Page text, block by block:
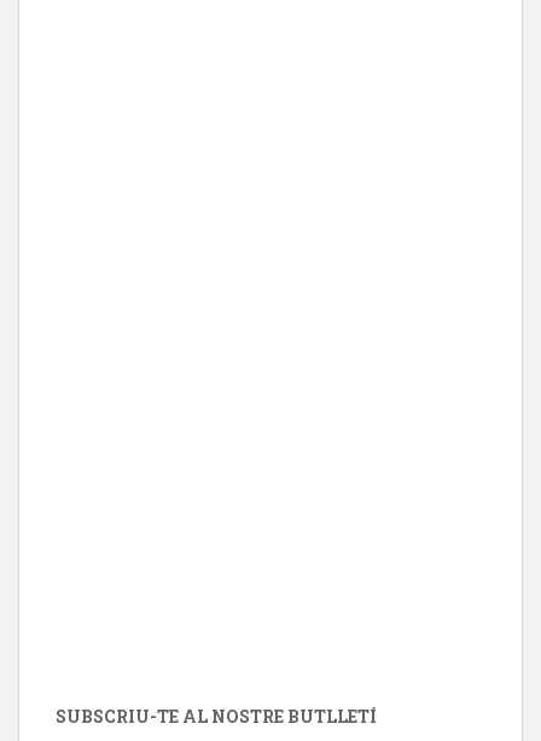
SUBSCRIU-TE AL NOSTRE BUTLLETÍ